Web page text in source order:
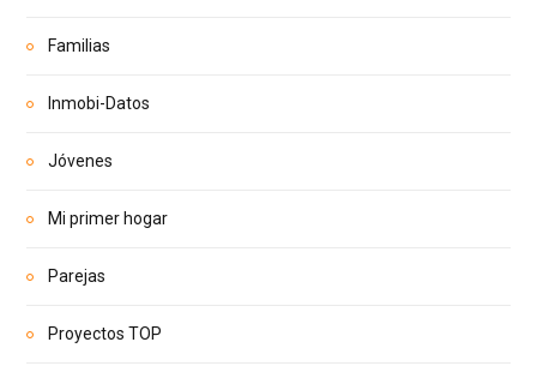
Familias
Inmobi-Datos
Jóvenes
Mi primer hogar
Parejas
Proyectos TOP